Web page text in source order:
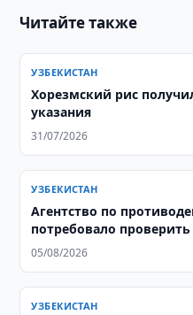
Читайте также
УЗБЕКИСТАН
Хорезмский рис
указания
31/07/2026
УЗБЕКИСТАН
Агентство по
потребовало
05/08/2026
УЗБЕКИСТАН